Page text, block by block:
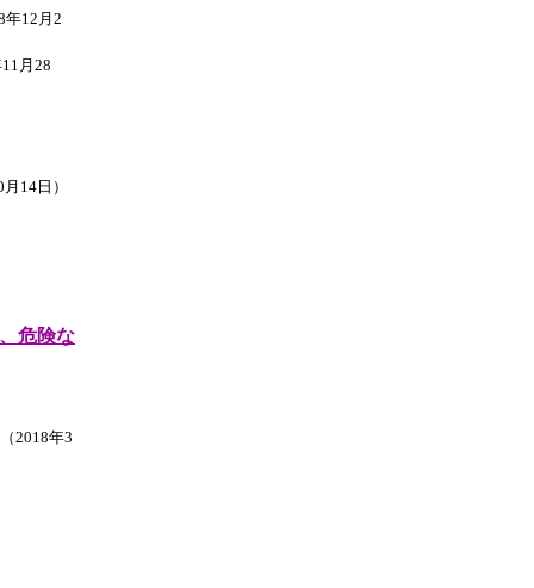
12月2
月28
14日）
危険な
2018年3